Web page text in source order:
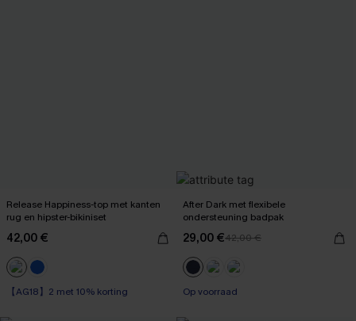
Release Happiness-top met kanten
rug en hipster-bikiniset
42,00 €
【AG18】2 met 10% korting
Op voorraad
After Dark met flexibele
ondersteuning badpak
29,00 €42,00 €
Op voorraad